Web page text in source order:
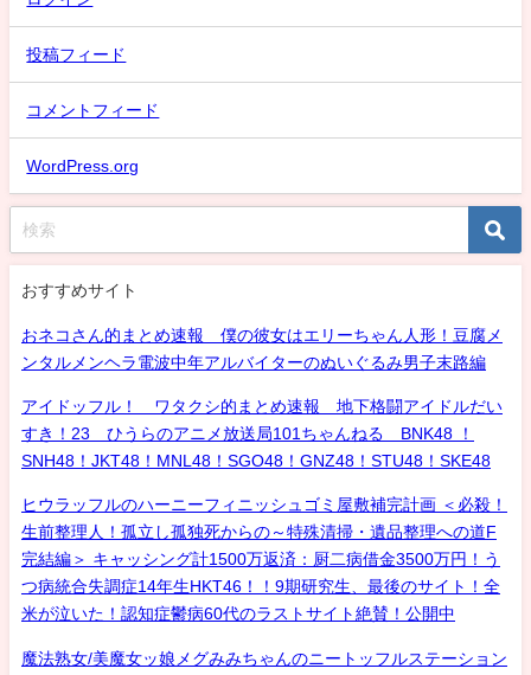
投稿フィード
コメントフィード
WordPress.org
おすすめサイト
おネコさん的まとめ速報 僕の彼女はエリーちゃん人形！豆腐メ
ンタルメンヘラ電波中年アルバイターのぬいぐるみ男子末路編
アイドッフル！ ワタクシ的まとめ速報 地下格闘アイドルだい
すき！23 ひうらのアニメ放送局101ちゃんねる BNK48 ！
SNH48！JKT48！MNL48！SGO48！GNZ48！STU48！SKE48
ヒウラッフルのハーニーフィニッシュゴミ屋敷補完計画 ＜必殺！
生前整理人！孤立し孤独死からの～特殊清掃・遺品整理への道F
完結編＞ キャッシング計1500万返済：厨二病借金3500万円！う
つ病統合失調症14年生HKT46！！9期研究生、最後のサイト！全
米が泣いた！認知症鬱病60代のラストサイト絶賛！公開中
魔法熟女/美魔女ッ娘メグみみちゃんのニートッフルステーション